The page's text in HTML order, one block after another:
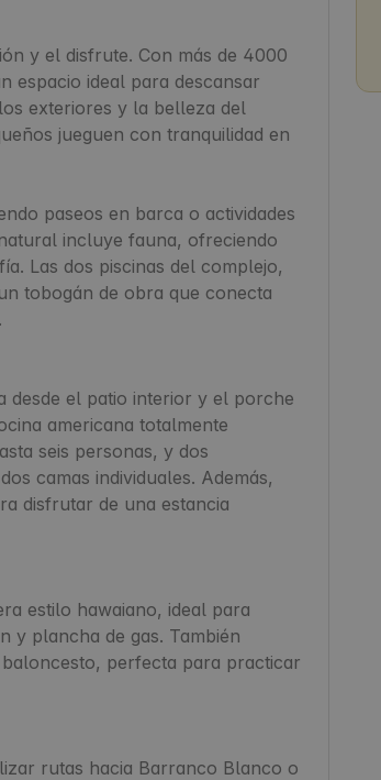
y el disfrute. Con más de 4000
espacio ideal para descansar
exteriores y la belleza del
jueguen con tranquilidad en
paseos en barca o actividades
incluye fauna, ofreciendo
Las dos piscinas del complejo,
tobogán de obra que conecta
desde el patio interior y el porche
americana totalmente
seis personas, y dos
camas individuales. Además,
disfrutar de una estancia
estilo hawaiano, ideal para
y plancha de gas. También
perfecta para practicar
rutas hacia Barranco Blanco o